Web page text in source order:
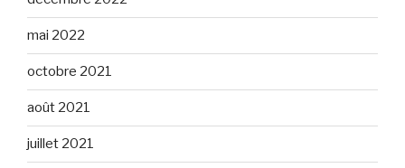
mai 2022
octobre 2021
août 2021
juillet 2021